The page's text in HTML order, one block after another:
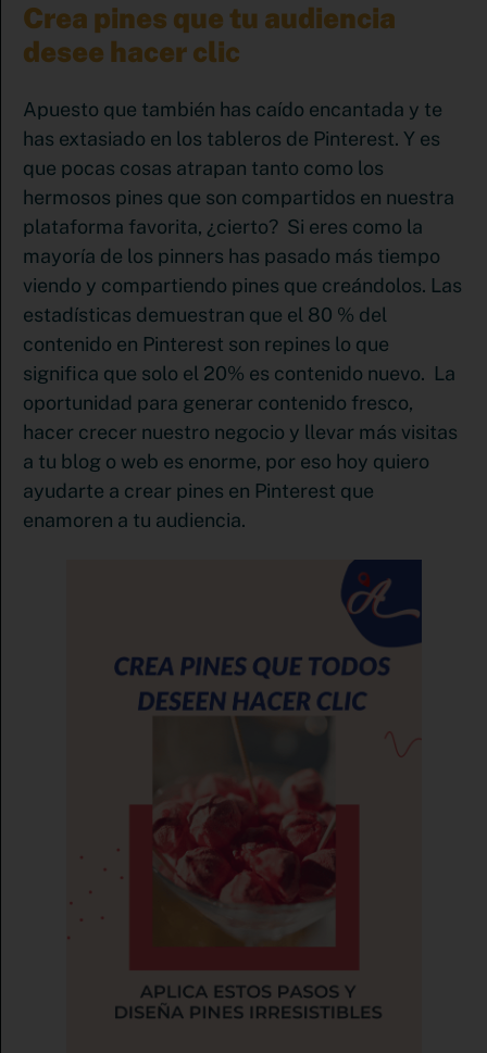
Crea pines que tu audiencia
desee hacer clic
Apuesto que también has caído encantada y te
has extasiado en los tableros de Pinterest. Y es
que pocas cosas atrapan tanto como los
hermosos pines que son compartidos en nuestra
plataforma favorita, ¿cierto? Si eres como la
mayoría de los pinners has pasado más tiempo
viendo y compartiendo pines que creándolos. Las
estadísticas demuestran que el 80 % del
contenido en Pinterest son repines lo que
significa que solo el 20% es contenido nuevo. La
oportunidad para generar contenido fresco,
hacer crecer nuestro negocio y llevar más visitas
a tu blog o web es enorme, por eso hoy quiero
ayudarte a crear pines en Pinterest que
enamoren a tu audiencia.